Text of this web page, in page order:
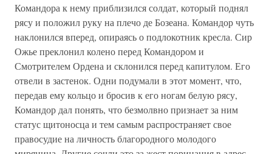
Командора к нему приблизился солдат, который поднял
рясу и положил руку на плечо де Бозеана. Командор чуть
наклонился вперед, опираясь о подлокотник кресла. Сир
Ожье преклонил колено перед Командором и
Смотрителем Ордена и склонился перед капитулом. Его
отвели в застенок. Одни подумали в этот момент, что,
передав ему кольцо и бросив к его ногам белую рясу,
Командор дал понять, что безмолвно признает за ним
статус щитоносца и тем самым распространяет свое
правосудие на личность благородного молодого